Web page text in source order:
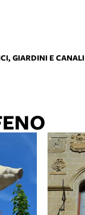
GIARDINI E CANALI